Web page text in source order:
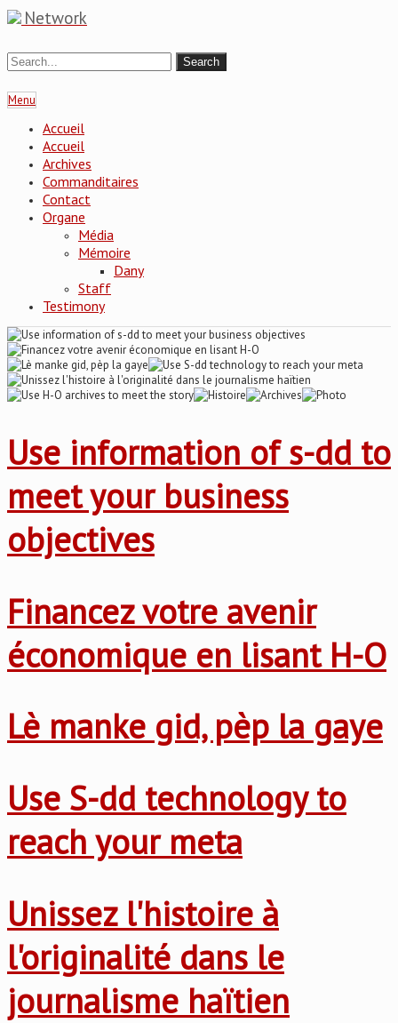
Network
Menu
Accueil
Accueil
Archives
Commanditaires
Contact
Organe
Média
Mémoire
Dany
Staff
Testimony
Use information of s-dd to
meet your business
objectives
Financez votre avenir
économique en lisant H-O
Lè manke gid, pèp la gaye
Use S-dd technology to
reach your meta
Unissez l'histoire à
l'originalité dans le
journalisme haïtien